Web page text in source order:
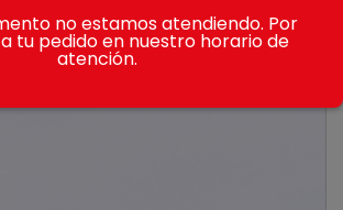
no estamos atendiendo. Por
tu pedido en nuestro horario de
atención.